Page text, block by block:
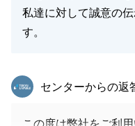
私達に対して誠意の
す。
東急リバブル
センターからの返
この度は弊社をご利